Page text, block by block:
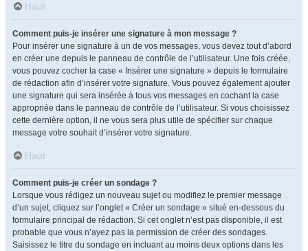
Haut
Comment puis-je insérer une signature à mon message ?
Pour insérer une signature à un de vos messages, vous devez tout d’abord
en créer une depuis le panneau de contrôle de l’utilisateur. Une fois créée,
vous pouvez cocher la case « Insérer une signature » depuis le formulaire
de rédaction afin d’insérer votre signature. Vous pouvez également ajouter
une signature qui sera insérée à tous vos messages en cochant la case
appropriée dans le panneau de contrôle de l’utilisateur. Si vous choisissez
cette dernière option, il ne vous sera plus utile de spécifier sur chaque
message votre souhait d’insérer votre signature.
Haut
Comment puis-je créer un sondage ?
Lorsque vous rédigez un nouveau sujet ou modifiez le premier message
d’un sujet, cliquez sur l’onglet « Créer un sondage » situé en-dessous du
formulaire principal de rédaction. Si cet onglet n’est pas disponible, il est
probable que vous n’ayez pas la permission de créer des sondages.
Saisissez le titre du sondage en incluant au moins deux options dans les